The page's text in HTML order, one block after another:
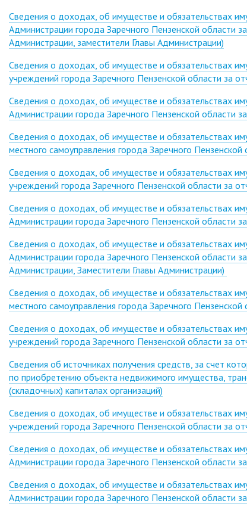
Сведения о доходах, об имуществе и обязательствах
Администрации города Заречного Пензенской области
Администрации, заместители Главы Администрации)
Сведения о доходах, об имуществе и обязательствах
учреждений города Заречного Пензенской области за
Сведения о доходах, об имуществе и обязательствах
Администрации города Заречного Пензенской области
Сведения о доходах, об имуществе и обязательствах
местного самоуправления города Заречного
Сведения о доходах, об имуществе и обязательствах
учреждений города Заречного Пензенской области за
Сведения о доходах, об имуществе и обязательствах
Администрации города Заречного Пензенской области
Сведения о доходах, об имуществе и обязательствах
Администрации города Заречного Пензенской области
Администрации, Заместители Главы Администрации)
Сведения о доходах, об имуществе и обязательствах
местного самоуправления города Заречного
Сведения о доходах, об имуществе и обязательствах
учреждений города Заречного Пензенской области за
Сведения об источниках получения средств, за счет
по приобретению объекта недвижимого имущества,
(складочных) капиталах организаций)
Сведения о доходах, об имуществе и обязательствах
учреждений города Заречного Пензенской области за
Сведения о доходах, об имуществе и обязательствах
Администрации города Заречного Пензенской области
Сведения о доходах, об имуществе и обязательствах
Администрации города Заречного Пензенской области